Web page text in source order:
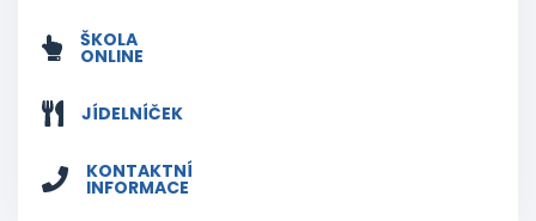
ŠKOLA
ONLINE
JÍDELNÍČEK
KONTAKTNÍ
INFORMACE